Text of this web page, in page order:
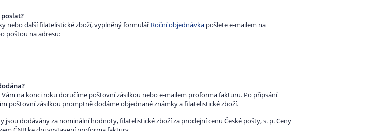
nebo další filatelistické zboží, vyplněný formulář Roční objednávka pošlete e-mailem na
poštou na adresu:
Vám na konci roku doručíme poštovní zásilkou nebo e-mailem proforma fakturu. Po připsání
poštovní zásilkou promptně dodáme objednané známky a filatelistické zboží.
jsou dodávány za nominální hodnoty, filatelistické zboží za prodejní cenu České pošty, s. p. Ceny